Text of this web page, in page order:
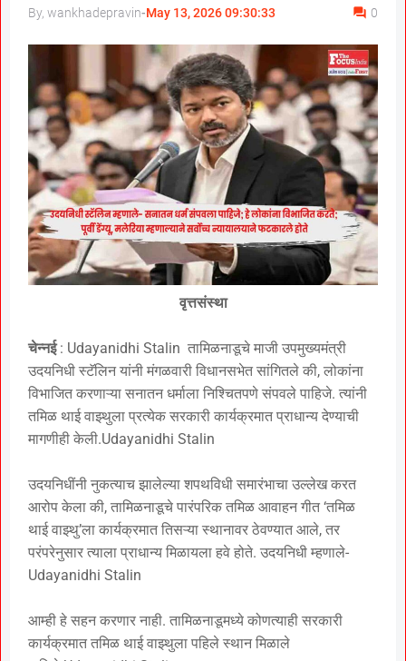
By, wankhadepravin-May 13, 2026 09:30:33 0
वृत्तसंस्था
चेन्नई: Udayanidhi Stalin तामिळनाडूचे माजी उपमुख्यमंत्री
उदयनिधी स्टॅलिन यांनी मंगळवारी विधानसभेत सांगितले की, लोकांना
विभाजित करणाऱ्या सनातन धर्माला निश्चितपणे संपवले पाहिजे. त्यांनी
तमिळ थाई वाझ्थुला प्रत्येक सरकारी कार्यक्रमात प्राधान्य देण्याची
मागणीही केली.Udayanidhi Stalin
उदयनिधींनी नुकत्याच झालेल्या शपथविधी समारंभाचा उल्लेख करत
आरोप केला की, तामिळनाडूचे पारंपरिक तमिळ आवाहन गीत ‘तमिळ
थाई वाझ्थु’ला कार्यक्रमात तिसऱ्या स्थानावर ठेवण्यात आले, तर
परंपरेनुसार त्याला प्राधान्य मिळायला हवे होते. उदयनिधी म्हणाले-
Udayanidhi Stalin
आम्ही हे सहन करणार नाही. तामिळनाडूमध्ये कोणत्याही सरकारी
कार्यक्रमात तमिळ थाई वाझ्थुला पहिले स्थान मिळाले